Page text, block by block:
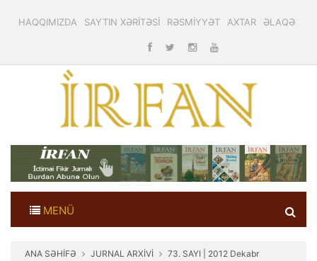
HAQQIMIZDA SAYTIN XƏRİTƏSİ RƏSMİYYƏT AXTAR ƏLAQƏ
MENÜ
ANA SƏHİFƏ JURNAL ARXİVİ
73. SAYI | 2012 Dekabr